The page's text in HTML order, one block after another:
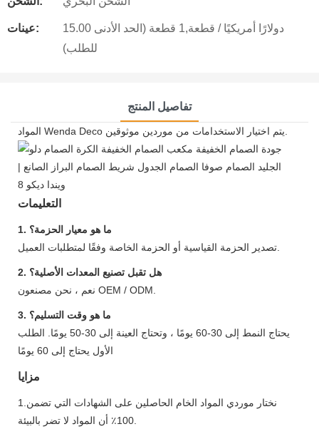
عينات:
15.00 دولارًا أمريكيًا / قطعة,1 قطعة (الحد الأدنى
للطلب)
تفاصيل المنتج
التعليمات
1. ما هو معيار الحزمة؟
2. هل تقبل تصنيع المعدات الأصلية؟
نعم ، نحن مصنعون OEM / ODM.
3. ما هو وقت التسليم؟
يحتاج النمط إلى 30-60 يومًا ، وتحتاج العينة إلى 30-50 يومًا. الطلب
الأول يحتاج إلى 60 يومًا
مزايا
1.نختار موردي المواد الخام الحاصلين على الشهادات التي تضمن